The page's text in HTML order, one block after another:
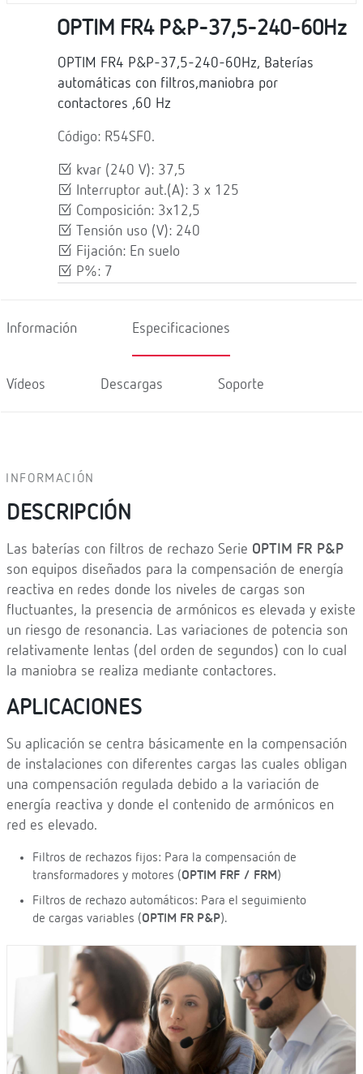
OPTIM FR4 P&P-37,5-240-60Hz
OPTIM FR4 P&P-37,5-240-60Hz, Baterías
automáticas con filtros,maniobra por
contactores ,60 Hz
Código: R54SF0.
kvar (240 V): 37,5
Interruptor aut.(A): 3 x 125
Composición: 3x12,5
Tensión uso (V): 240
Fijación: En suelo
P%: 7
Información Especificaciones
Vídeos Descargas Soporte
INFORMACIÓN
DESCRIPCIÓN
Las baterías con filtros de rechazo Serie OPTIM FR P&P
son equipos diseñados para la compensación de energía
reactiva en redes donde los niveles de cargas son
ﬂuctuantes, la presencia de armónicos es elevada y existe
un riesgo de resonancia. Las variaciones de potencia son
relativamente lentas (del orden de segundos) con lo cual
la maniobra se realiza mediante contactores.
APLICACIONES
Su aplicación se centra básicamente en la compensación
de instalaciones con diferentes cargas las cuales obligan
una compensación regulada debido a la variación de
energía reactiva y donde el contenido de armónicos en
red es elevado.
Filtros de rechazos fijos: Para la compensación de
transformadores y motores (OPTIM FRF / FRM)
Filtros de rechazo automáticos: Para el seguimiento
de cargas variables (OPTIM FR P&P).